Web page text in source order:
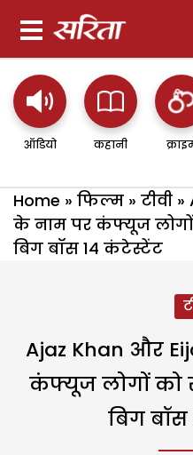
ऑडियो कहानी
Home » फिल्म » टीवी »
के नाम पर कंफ्यूज
बिग बॉस 14 कंटेस्टेंट
Ajaz Khan और
कंफ्यूज लोगों को
बिग